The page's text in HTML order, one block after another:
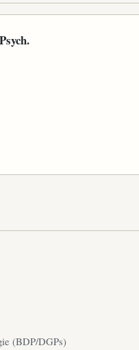
(BDP/DGPs)